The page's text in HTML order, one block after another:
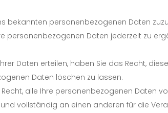
bekannten personenbezogenen Daten
personenbezogenen Daten jederzeit zu
Daten erteilen, haben Sie das Recht, diese
Daten löschen zu lassen.
alle Ihre personenbezogenen Daten
vollständig an einen anderen für die